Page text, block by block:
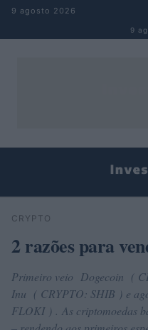
Pular para o conteúdo
9 agosto 2026
9
Buscar
CRYPTO
2 razões para
Primeiro veio Dogecoin (
Inu ( CRYPTO: SHIB ) e
FLOKI ) . As criptomoedas